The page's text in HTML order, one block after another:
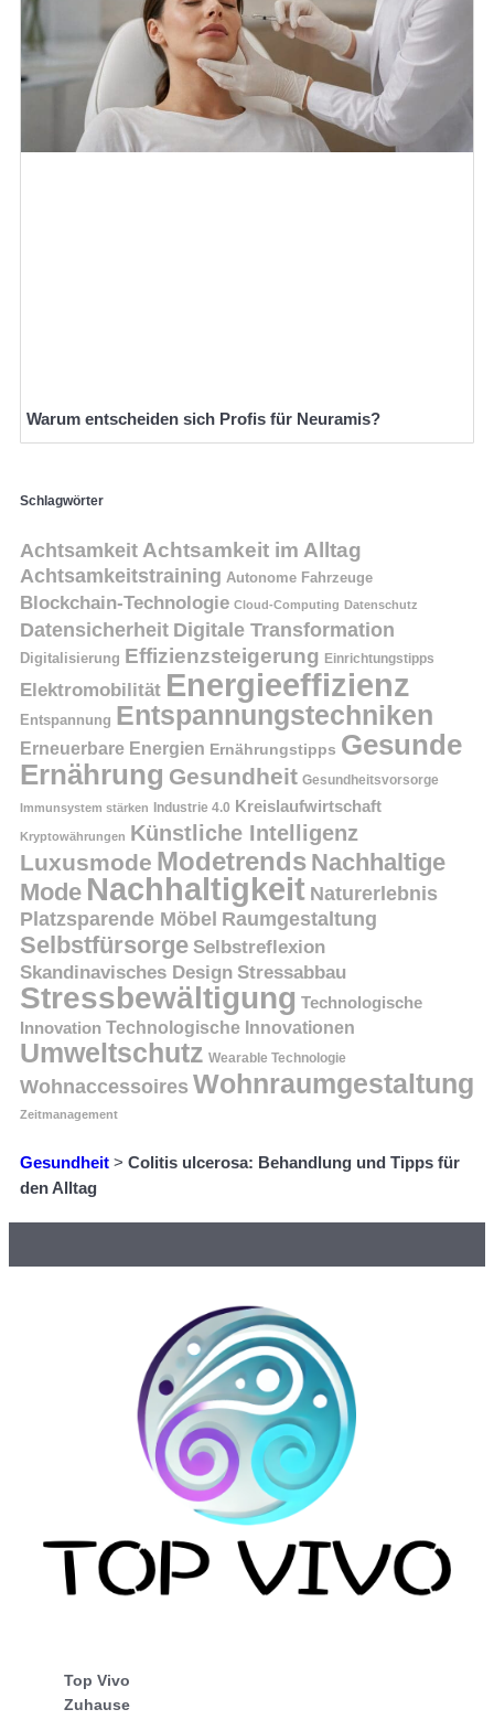
Warum entscheiden sich Profis für Neuramis?
Schlagwörter
Achtsamkeit Achtsamkeit im Alltag
Achtsamkeitstraining Autonome Fahrzeuge
Blockchain-Technologie Cloud-Computing Datenschutz
Datensicherheit Digitale Transformation
Digitalisierung Effizienzsteigerung Einrichtungstipps
Elektromobilität Energieeffizienz
Entspannung Entspannungstechniken
Erneuerbare Energien Ernährungstipps Gesunde
Ernährung Gesundheit Gesundheitsvorsorge
Immunsystem stärken Industrie 4.0 Kreislaufwirtschaft
Kryptowährungen Künstliche Intelligenz
Luxusmode Modetrends Nachhaltige
Mode Nachhaltigkeit Naturerlebnis
Platzsparende Möbel Raumgestaltung
Selbstfürsorge Selbstreflexion
Skandinavisches Design Stressabbau
Stressbewältigung Technologische
Innovation Technologische Innovationen
Umweltschutz Wearable Technologie
Wohnaccessoires Wohnraumgestaltung
Zeitmanagement
Gesundheit > Colitis ulcerosa: Behandlung und Tipps für
den Alltag
Top Vivo
Zuhause